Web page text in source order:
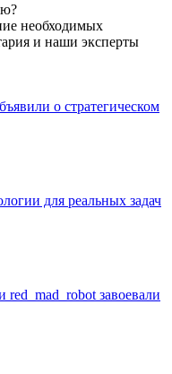
необходимых
и наши эксперты
о стратегическом
для реальных задач
завоевали